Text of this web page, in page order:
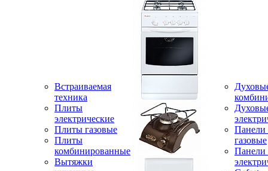
Встраиваемая
техника
Плиты
электрические
Плиты газовые
Плиты
комбинированные
Вытяжки
Панели
газовые
Панели